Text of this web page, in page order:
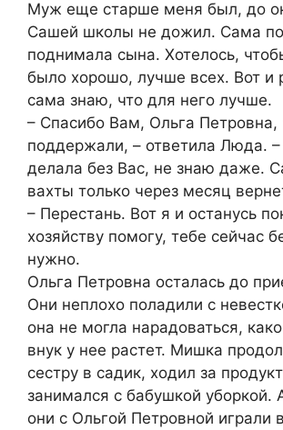
Муж еще старше меня был, до
Сашей школы не дожил. Сама
поднимала сына. Хотелось,
было хорошо, лучше всех. Вот и
сама знаю, что для него лучше.
– Спасибо Вам, Ольга Петровна,
поддержали, – ответила Люда.
делала без Вас, не знаю даже.
вахты только через месяц
– Перестань. Вот я и останусь
хозяйству помогу, тебе сейчас
нужно.
Ольга Петровна осталась до
Они неплохо поладили с
она не могла нарадоваться,
внук у нее растет. Мишка
сестру в садик, ходил за
занимался с бабушкой уборкой.
они с Ольгой Петровной играли